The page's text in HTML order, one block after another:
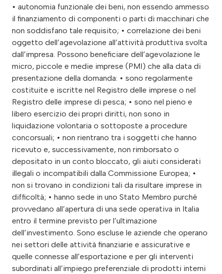
• autonomia funzionale dei beni, non essendo ammesso
il finanziamento di componenti o parti di macchinari che
non soddisfano tale requisito; • correlazione dei beni
oggetto dell’agevolazione all’attività produttiva svolta
dall’impresa. Possono beneficiare dell’agevolazione le
micro, piccole e medie imprese (PMI) che alla data di
presentazione della domanda: • sono regolarmente
costituite e iscritte nel Registro delle imprese o nel
Registro delle imprese di pesca; • sono nel pieno e
libero esercizio dei propri diritti, non sono in
liquidazione volontaria o sottoposte a procedure
concorsuali; • non rientrano tra i soggetti che hanno
ricevuto e, successivamente, non rimborsato o
depositato in un conto bloccato, gli aiuti considerati
illegali o incompatibili dalla Commissione Europea; •
non si trovano in condizioni tali da risultare imprese in
difficoltà; • hanno sede in uno Stato Membro purché
provvedano all’apertura di una sede operativa in Italia
entro il termine previsto per l’ultimazione
dell’investimento. Sono escluse le aziende che operano
nei settori delle attività finanziarie e assicurative e
quelle connesse all’esportazione e per gli interventi
subordinati all’impiego preferenziale di prodotti interni